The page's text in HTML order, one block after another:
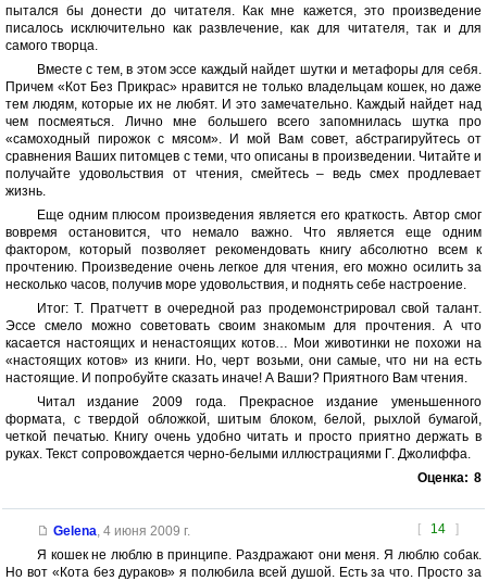
пытался бы донести до читателя. Как мне кажется, это произведение
писалось исключительно как развлечение, как для читателя, так и для
самого творца.
Вместе с тем, в этом эссе каждый найдет шутки и метафоры для себя.
Причем «Кот Без Прикрас» нравится не только владельцам кошек, но даже
тем людям, которые их не любят. И это замечательно. Каждый найдет над
чем посмеяться. Лично мне большего всего запомнилась шутка про
«самоходный пирожок с мясом». И мой Вам совет, абстрагируйтесь от
сравнения Ваших питомцев с теми, что описаны в произведении. Читайте и
получайте удовольствия от чтения, смейтесь – ведь смех продлевает
жизнь.
Еще одним плюсом произведения является его краткость. Автор смог
вовремя остановится, что немало важно. Что является еще одним
фактором, который позволяет рекомендовать книгу абсолютно всем к
прочтению. Произведение очень легкое для чтения, его можно осилить за
несколько часов, получив море удовольствия, и поднять себе настроение.
Итог: Т. Пратчетт в очередной раз продемонстрировал свой талант.
Эссе смело можно советовать своим знакомым для прочтения. А что
касается настоящих и ненастоящих котов… Мои животинки не похожи на
«настоящих котов» из книги. Но, черт возьми, они самые, что ни на есть
настоящие. И попробуйте сказать иначе! А Ваши? Приятного Вам чтения.
Читал издание 2009 года. Прекрасное издание уменьшенного
формата, с твердой обложкой, шитым блоком, белой, рыхлой бумагой,
четкой печатью. Книгу очень удобно читать и просто приятно держать в
руках. Текст сопровождается черно-белыми иллюстрациями Г. Джолиффа.
Оценка: 8
[ 14 ]
Gelena, 4 июня 2009 г.
Я кошек не люблю в принципе. Раздражают они меня. Я люблю собак.
Но вот «Кота без дураков» я полюбила всей душой. Есть за что. Просто за